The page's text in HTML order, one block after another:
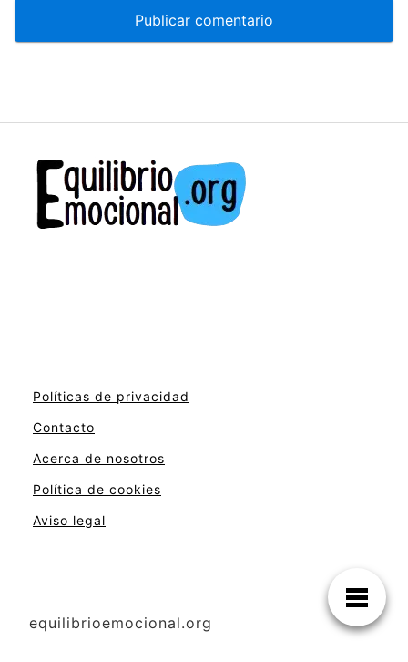
Políticas de privacidad
Contacto
Acerca de nosotros
Política de cookies
Aviso legal
equilibrioemocional.org